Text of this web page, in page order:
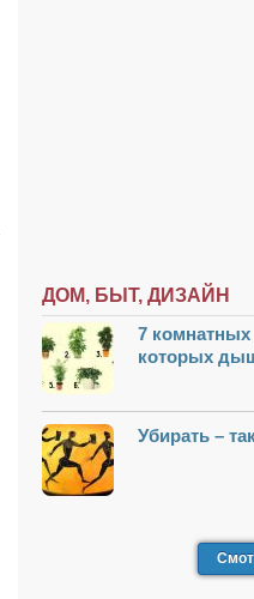
ДОМ, БЫТ, ДИЗАЙН
7 комнатных
которых
Убирать –